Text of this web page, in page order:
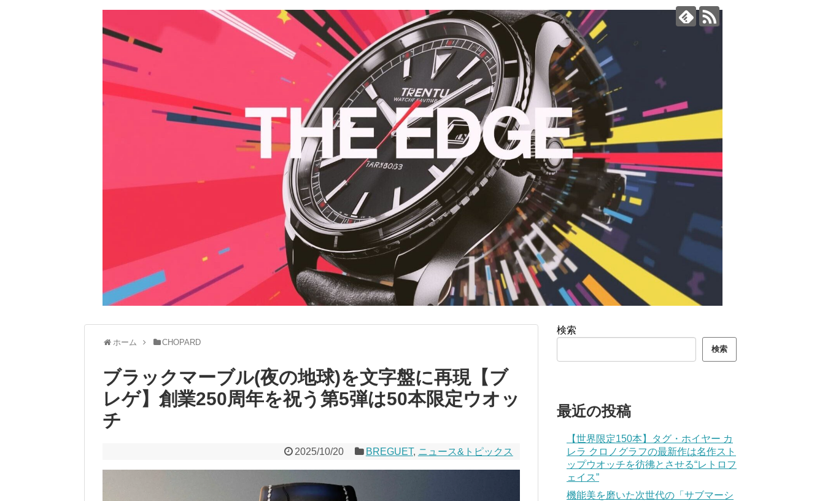
ホーム CHOPARD
ブラックマーブル(夜の地球)を文字盤に再現【ブ
レゲ】創業250周年を祝う第5弾は50本限定ウオッ
チ
2025/10/20 BREGUET, ニュース&トピックス
検索
検索
最近の投稿
【世界限定150本】タグ・ホイヤー カ
レラ クロノグラフの最新作は名作スト
ップウオッチを彷彿とさせる“レトロフ
ェイス”
機能美を磨いた次世代の「サブマーシ